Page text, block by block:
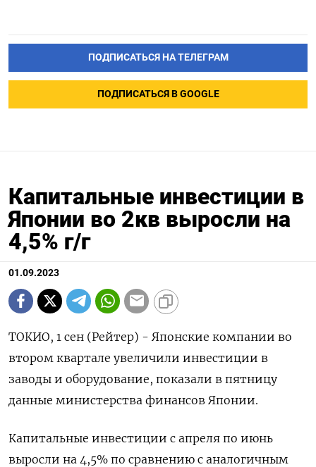
ПОДПИСАТЬСЯ НА ТЕЛЕГРАМ
ПОДПИСАТЬСЯ В GOOGLE
Капитальные инвестиции в
Японии во 2кв выросли на
4,5% г/г
01.09.2023
ТОКИО, 1 сен (Рейтер) - Японские компании во
втором квартале увеличили инвестиции в
заводы и оборудование, показали в пятницу
данные министерства финансов Японии.
Капитальные инвестиции с апреля по июнь
выросли на 4,5% по сравнению с аналогичным